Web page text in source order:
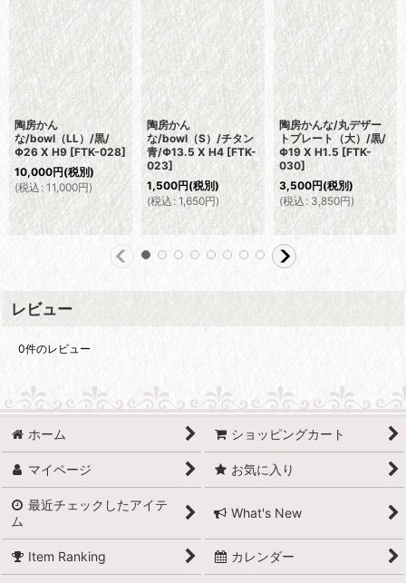
陶房かん
な/bowl（LL）/黒/
Φ26 X H9 [FTK-028]
10,000円(税別)
(税込 : 11,000円)
陶房かん
な/bowl（S）/チタン
青/Φ13.5 X H4 [FTK-
023]
1,500円(税別)
(税込: 1,650円)
陶房かんな/丸デザー
トプレート（大）/黒/
Φ19 X H1.5 [FTK-
030]
3,500円(税別)
(税込: 3,850円)
レビュー
0件のレビュー
ホーム ショッピングカート
マイページ お気に入り
最近チェックしたアイテ
ム
What's New
Item Ranking カレンダー